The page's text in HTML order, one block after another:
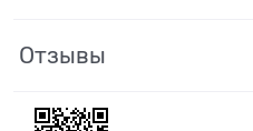
Отзывы